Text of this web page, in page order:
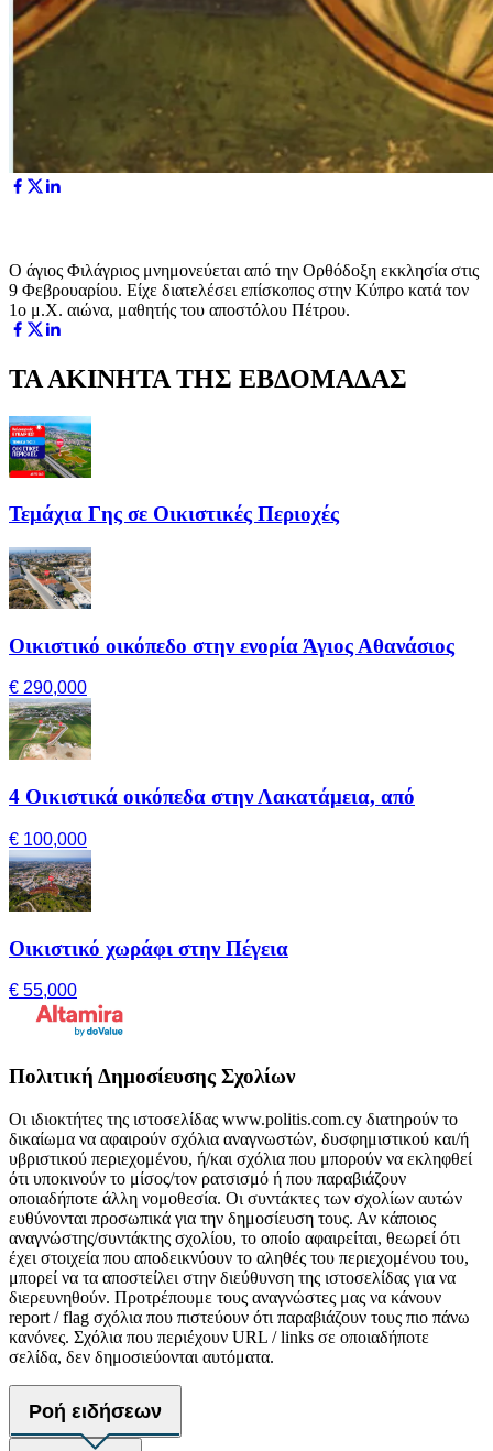
Ο άγιος Φιλάγριος μνημονεύεται από την Ορθόδοξη εκκλησία στις
9 Φεβρουαρίου. Είχε διατελέσει επίσκοπος στην Κύπρο κατά τον
1ο μ.Χ. αιώνα, μαθητής του αποστόλου Πέτρου.
ΤΑ ΑΚΙΝΗΤΑ ΤΗΣ ΕΒΔΟΜΑΔΑΣ
Τεμάχια Γης σε Οικιστικές Περιοχές
Οικιστικό οικόπεδο στην ενορία Άγιος Αθανάσιος
€ 290,000
4 Οικιστικά οικόπεδα στην Λακατάμεια, από
€ 100,000
Οικιστικό χωράφι στην Πέγεια
€ 55,000
Πολιτική Δημοσίευσης Σχολίων
Οι ιδιοκτήτες της ιστοσελίδας www.politis.com.cy διατηρούν το
δικαίωμα να αφαιρούν σχόλια αναγνωστών, δυσφημιστικού και/ή
υβριστικού περιεχομένου, ή/και σχόλια που μπορούν να εκληφθεί
ότι υποκινούν το μίσος/τον ρατσισμό ή που παραβιάζουν
οποιαδήποτε άλλη νομοθεσία. Οι συντάκτες των σχολίων αυτών
ευθύνονται προσωπικά για την δημοσίευση τους. Αν κάποιος
αναγνώστης/συντάκτης σχολίου, το οποίο αφαιρείται, θεωρεί ότι
έχει στοιχεία που αποδεικνύουν το αληθές του περιεχομένου του,
μπορεί να τα αποστείλει στην διεύθυνση της ιστοσελίδας για να
διερευνηθούν. Προτρέπουμε τους αναγνώστες μας να κάνουν
report / flag σχόλια που πιστεύουν ότι παραβιάζουν τους πιο πάνω
κανόνες. Σχόλια που περιέχουν URL / links σε οποιαδήποτε
σελίδα, δεν δημοσιεύονται αυτόματα.
Ροή ειδήσεων